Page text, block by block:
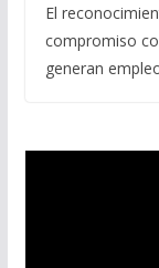
El
compromiso
generan